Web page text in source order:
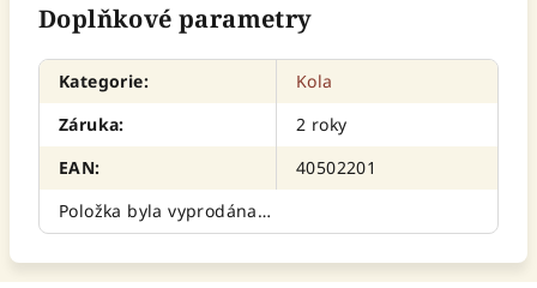
Doplňkové parametry
Kategorie:
Kola
Záruka:
2 roky
EAN:
40502201
Položka byla vyprodána…